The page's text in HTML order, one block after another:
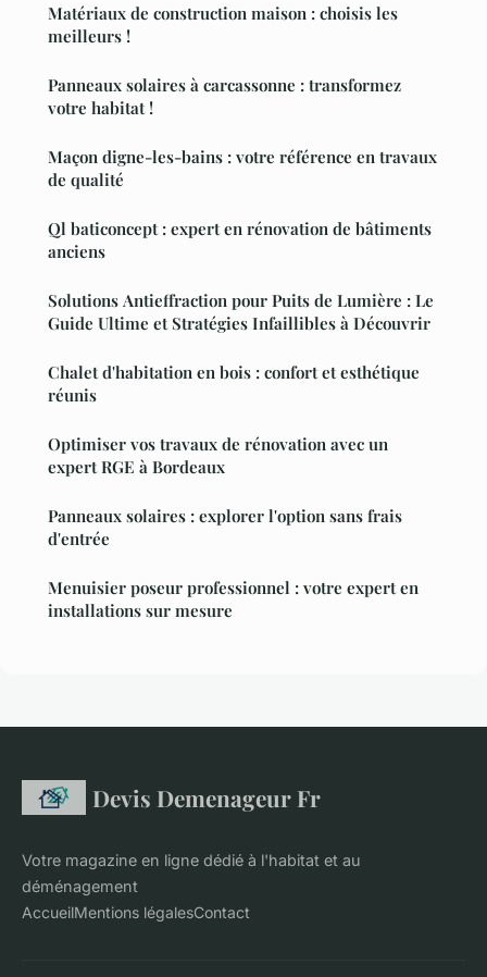
Matériaux de construction maison : choisis les
meilleurs !
Panneaux solaires à carcassonne : transformez
votre habitat !
Maçon digne-les-bains : votre référence en travaux
de qualité
Ql baticoncept : expert en rénovation de bâtiments
anciens
Solutions Antieffraction pour Puits de Lumière : Le
Guide Ultime et Stratégies Infaillibles à Découvrir
Chalet d'habitation en bois : confort et esthétique
réunis
Optimiser vos travaux de rénovation avec un
expert RGE à Bordeaux
Panneaux solaires : explorer l'option sans frais
d'entrée
Menuisier poseur professionnel : votre expert en
installations sur mesure
Devis Demenageur Fr
Votre magazine en ligne dédié à l'habitat et au
déménagement
AccueilMentions légalesContact